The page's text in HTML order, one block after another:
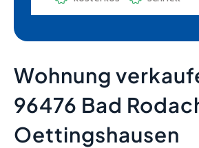
Wohnung
96476 Bad
Oettingshausen